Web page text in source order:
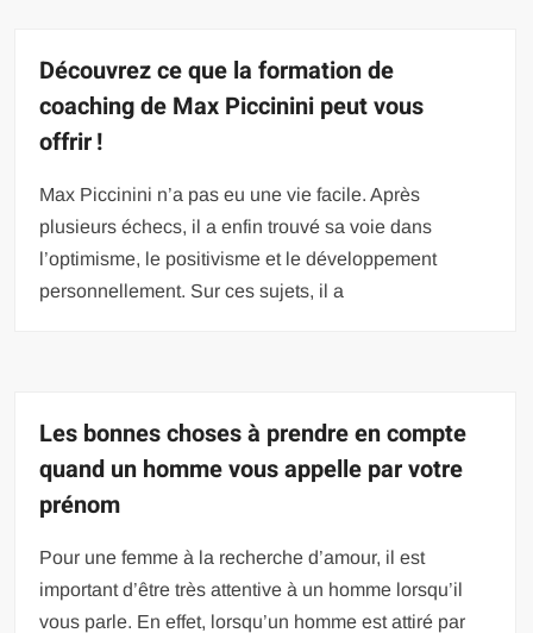
Découvrez ce que la formation de
coaching de Max Piccinini peut vous
offrir !
Max Piccinini n’a pas eu une vie facile. Après
plusieurs échecs, il a enfin trouvé sa voie dans
l’optimisme, le positivisme et le développement
personnellement. Sur ces sujets, il a
Les bonnes choses à prendre en compte
quand un homme vous appelle par votre
prénom
Pour une femme à la recherche d’amour, il est
important d’être très attentive à un homme lorsqu’il
vous parle. En effet, lorsqu’un homme est attiré par